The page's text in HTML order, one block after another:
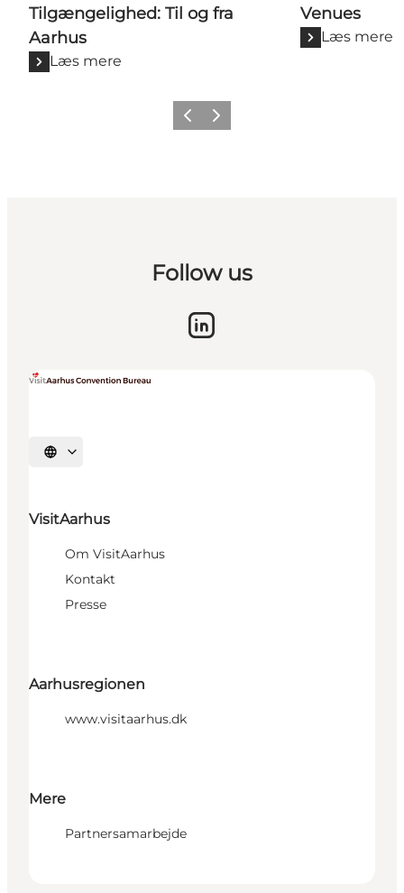
Tilgængelighed: Til og fra
Aarhus
Læs mere
Venues
Læs mere
ForrigeNæste
Follow us
Vælg sprog
VisitAarhus
Om VisitAarhus
Kontakt
Presse
Aarhusregionen
www.visitaarhus.dk
Mere
Partnersamarbejde